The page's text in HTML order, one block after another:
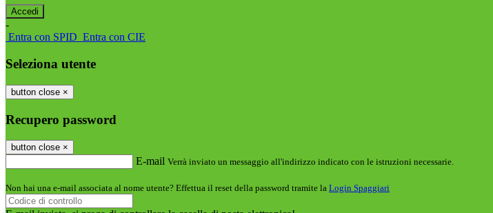
-
Entra con SPID Entra con CIE
Seleziona utente
button close ×
Recupero password
button close ×
E-mail Verrà inviato un messaggio all'indirizzo indicato con le istruzioni necessarie.
Non hai una e-mail associata al nome utente? Effettua il reset della password tramite la Login Spaggiari